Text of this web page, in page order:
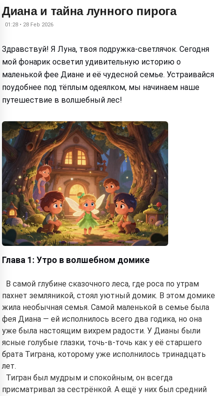
Диана и тайна лунного пирога
01:28 • 28 Feb 2026
Здравствуй! Я Луна, твоя подружка-светлячок. Сегодня
мой фонарик осветил удивительную историю о
маленькой фее Диане и её чудесной семье. Устраивайся
поудобнее под тёплым одеялком, мы начинаем наше
путешествие в волшебный лес!
Глава 1: Утро в волшебном домике
В самой глубине сказочного леса, где роса по утрам
пахнет земляникой, стоял уютный домик. В этом домике
жила необычная семья. Самой маленькой в семье была
фея Диана — ей исполнилось всего два годика, но она
уже была настоящим вихрем радости. У Дианы были
ясные голубые глазки, точь-в-точь как у её старшего
брата Тиграна, которому уже исполнилось тринадцать
лет.
Тигран был мудрым и спокойным, он всегда
присматривал за сестрёнкой. А ещё у них был средний